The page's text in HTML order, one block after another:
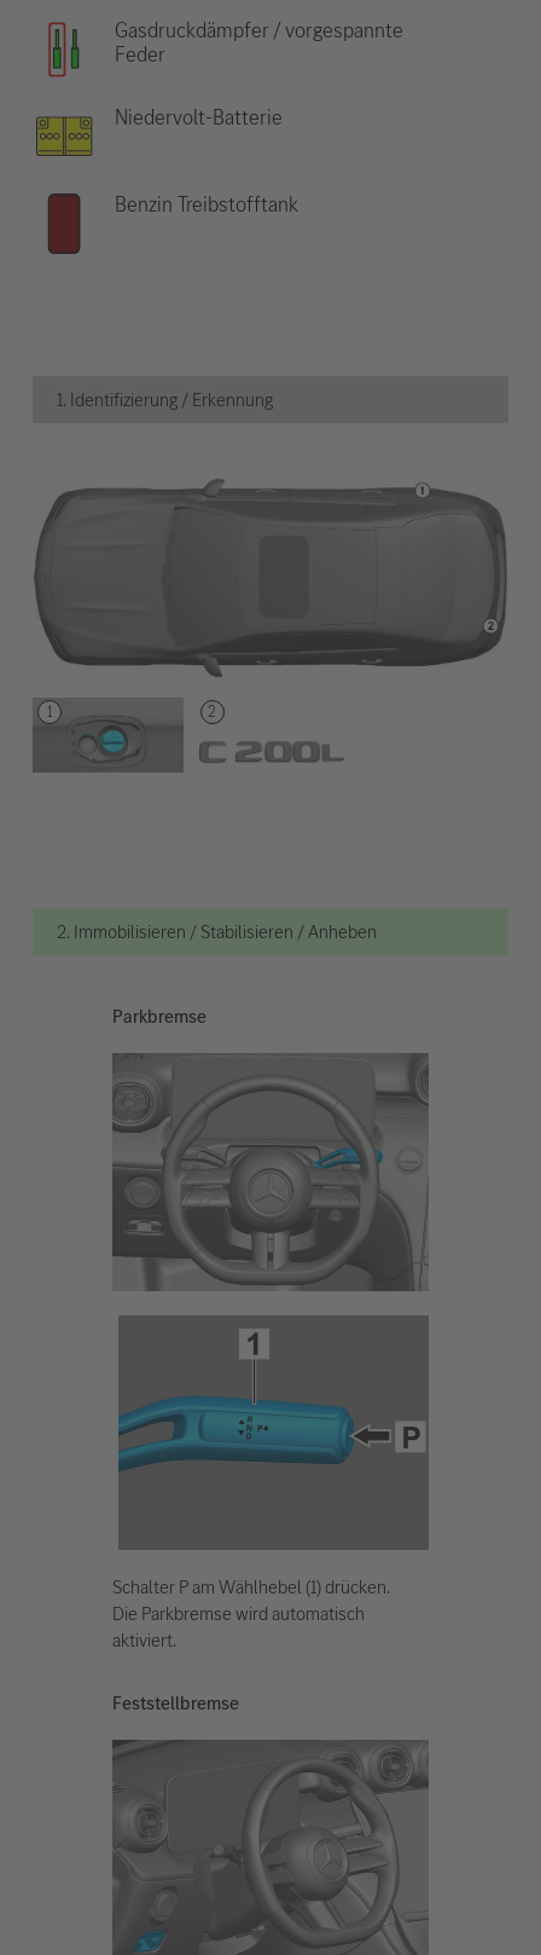
Gasdruckdämpfer / vorgespannte
Feder
Niedervolt-Batterie
Benzin Treibstofftank
1. Identifizierung / Erkennung
2. Immobilisieren / Stabilisieren / Anheben
Parkbremse
Schalter P am Wählhebel (1) drücken.
Die Parkbremse wird automatisch
aktiviert.
Feststellbremse